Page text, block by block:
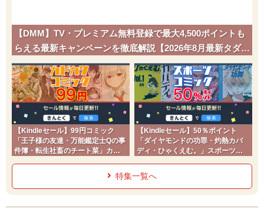
【DMM】TV・プレミアム無料登録で最大4,500ポイントも
らえる最新キャンペーンを徹底解説【2026年8月最新タダポ
チ】
【Kindleセール】99円コミック
「王子様の友達・万能鑑定士Qの事
件簿・転生社畜のチート菜」カド
【Kindleセール】50％ポイント
「ダイヤモンドの功罪・灼熱カバ
ディ・ひゃくえむ。」スポーツコ
特集一覧へ